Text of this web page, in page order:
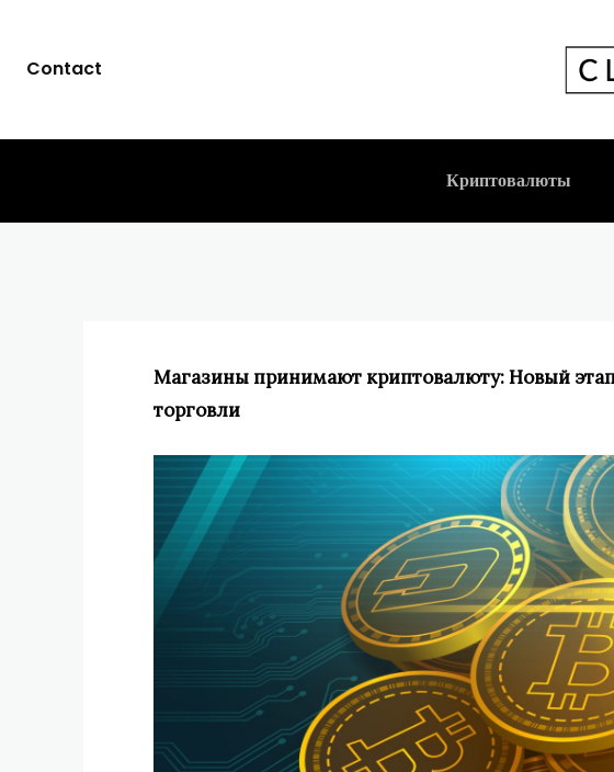
Contact
Криптовалюты
Магазины
этап в эволюции
Магазины принимают криптовалюту: Новый
торговли